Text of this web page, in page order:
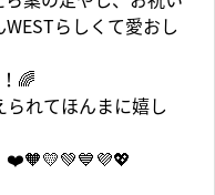
らしくて愛おし
🌈
れてほんまに嬉し
❤️🧡💛💚💙💜💖